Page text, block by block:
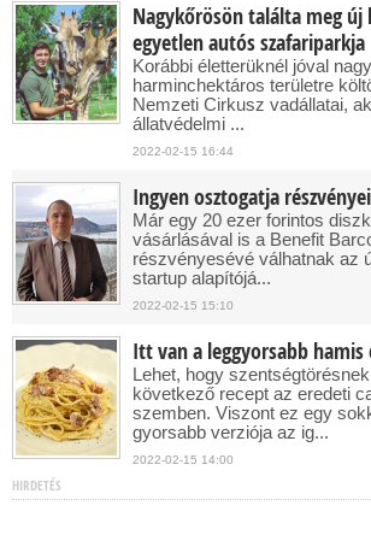
Nagykőrösön találta meg új
egyetlen autós szafariparkja
Korábbi életterüknél jóval
harminchektáros területre
Nemzeti Cirkusz vadállatai,
állatvédelmi ...
2022-02-15 16:44
Ingyen osztogatja
Már egy 20 ezer forintos
vásárlásával is a Benefit
részvényesévé válhatnak az
startup alapítójá...
2022-02-15 15:10
Itt van a leggyorsabb hamis
Lehet, hogy
következő recept az eredeti
szemben. Viszont ez egy
gyorsabb verziója az ig...
2022-02-15 14:00
HIRDETÉS